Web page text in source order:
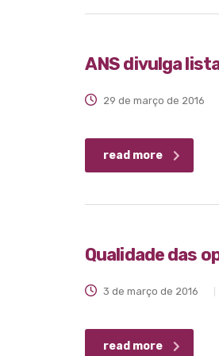
ANS divulga
29 de março de 2016
read more
Qualidade das
3 de março de 2016
read more